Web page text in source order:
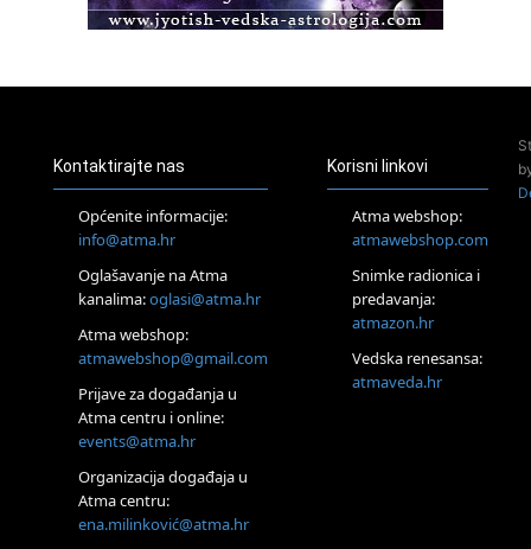
Access BARS®, otpusti stres
Pjesma srca / Zagreb
Tečaj Višeg Vodstva, razvijanja intuicije i Akaša zapisa
Online
Upisi u program Profesionalni hipnoterapeut — nova
Online
Postanite Nositelj Vibracije Nove Zemlje
Visoko
Alemka Dauskardt – Jednodnevna radionica sistemskih
konstelacija
Zagreb
Kontaktirajte nas
Općenite informacije:
info@atma.hr
Oglašavanje na Atma
kanalima:oglasi@atma.hr
Atma webshop:
atmawebshop@gmail.com
Prijave za događanja u
Atma centru i online:
events@atma.hr
Organizacija događaja u
Atma centru:
ena.milinković@atma.hr
Korisni linkovi
Atma webshop:
atmawebshop.com
Snimke radionica i
predavanja:
atmazon.hr
Vedska renesansa:
atmaveda.hr